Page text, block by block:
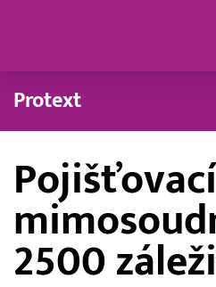
Protext
2500